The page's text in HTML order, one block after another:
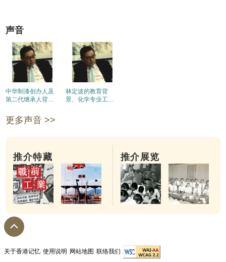
声音
中华制漆创办人及
第二代继承人背
过。
林定波的教育背
景、化学专业工作
更多声音 >>
推介特藏 推介展览
关于香港记忆 使用说明 网站地图 联络我们